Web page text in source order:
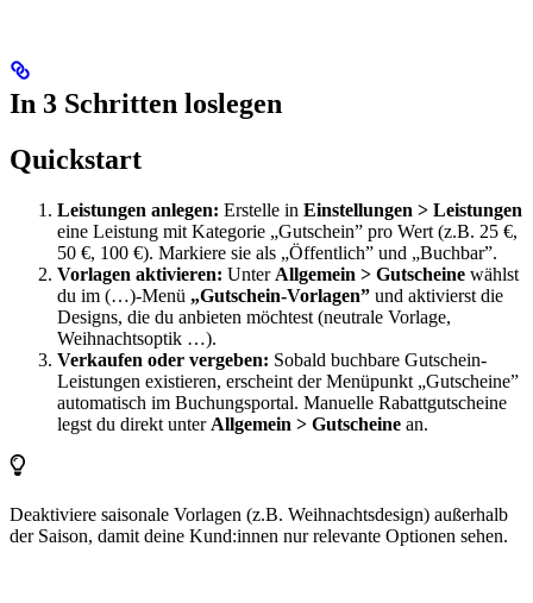
In 3 Schritten loslegen
Quickstart
Leistungen anlegen: Erstelle in Einstellungen > Leistungen
eine Leistung mit Kategorie „Gutschein” pro Wert (z.B. 25 €,
50 €, 100 €). Markiere sie als „Öffentlich” und „Buchbar”.
Vorlagen aktivieren: Unter Allgemein > Gutscheine wählst
du im (…)-Menü „Gutschein-Vorlagen” und aktivierst die
Designs, die du anbieten möchtest (neutrale Vorlage,
Weihnachtsoptik …).
Verkaufen oder vergeben: Sobald buchbare Gutschein-
Leistungen existieren, erscheint der Menüpunkt „Gutscheine”
automatisch im Buchungsportal. Manuelle Rabattgutscheine
legst du direkt unter Allgemein > Gutscheine an.
Deaktiviere saisonale Vorlagen (z.B. Weihnachtsdesign) außerhalb
der Saison, damit deine Kund:innen nur relevante Optionen sehen.